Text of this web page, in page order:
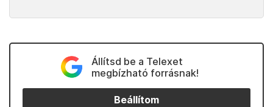
Állítsd be a Telexet
megbízható forrásnak!
Beállítom